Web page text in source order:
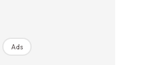
Ads